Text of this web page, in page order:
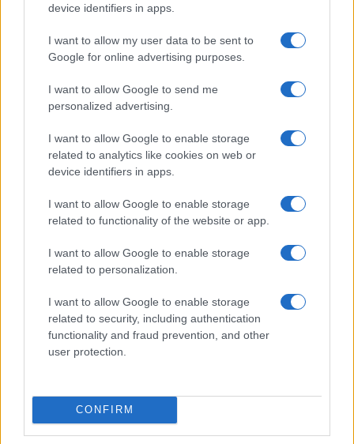
device identifiers in apps.
I want to allow my user data to be sent to
Google for online advertising purposes.
I want to allow Google to send me
personalized advertising.
I want to allow Google to enable storage
related to analytics like cookies on web or
device identifiers in apps.
I want to allow Google to enable storage
related to functionality of the website or app.
I want to allow Google to enable storage
related to personalization.
I want to allow Google to enable storage
related to security, including authentication
functionality and fraud prevention, and other
user protection.
CONFIRM
Számok és tények
talk-show
Gerilla Bár
Az ügy
Közéleti esti műsor
Kulturális magazin
A riporter
Hétvégi Magazin